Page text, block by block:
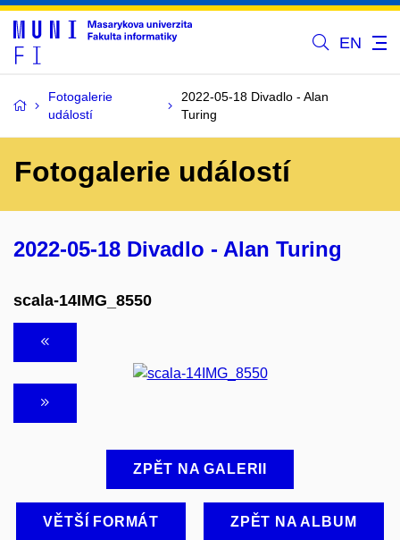
EN
Fotogalerie
událostí
2022-05-18 Divadlo - Alan
Turing
Fotogalerie událostí
2022-05-18 Divadlo - Alan Turing
scala-14IMG_8550
ZPĚT NA GALERII
VĚTŠÍ FORMÁT ZPĚT NA ALBUM